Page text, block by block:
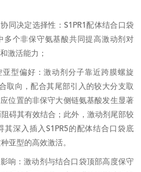
同决定选择性：S1PR1配体结合口袋
多个非保守氨基酸共同提高激动剂对
激活能力；
亚型偏好：激动剂分子靠近跨膜螺旋
取向，配合其尾部引入的较大分支取
位置的非保守大侧链氨基酸发生显著
碍其有效结合；此外，激动剂尾部较
其深入插入S1PR5的配体结合口袋底
亚型的高效激活。
响：激动剂与结合口袋顶部高度保守